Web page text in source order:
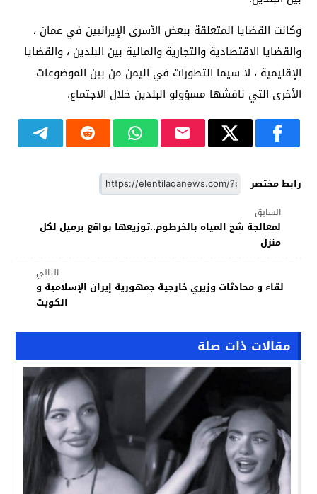
وكانت القضايا المتعلقة ببعض الأسرى الإيرانيين في عمان ،
والقضايا الاقتصادية والتجارية والمالية بين البلدين ، والقضايا
الإقليمية ، لا سيما التطورات في اليمن من بين الموضوعات
الأخرى التي ناقشها مسؤولو البلدين خلال الاجتماع.
رابط مختصر
السابق
لمعالجة شح المياه بالخرطوم..توزيعها بواقع برميل لكل
منزل
التالي
لقاء و محادثات وزيري خارجية جمهورية إيران الإسلامية و
الكويت
مقالات ذات صلة